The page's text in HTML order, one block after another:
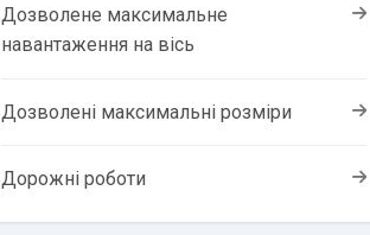
Дозволене максимальне
навантаження на вісь
Дозволені максимальні розміри
Дорожні роботи